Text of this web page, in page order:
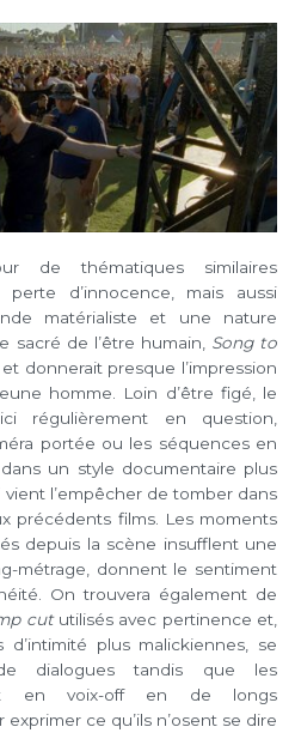
de thématiques similaires
d’innocence, mais aussi
matérialiste et une nature
sacré de l’être humain, Song to
donnerait presque l’impression
homme. Loin d’être figé, le
régulièrement en question,
portée ou les séquences en
un style documentaire plus
vient l’empêcher de tomber dans
précédents films. Les moments
depuis la scène insufflent une
métrage, donnent le sentiment
On trouvera également de
cututilisés avec pertinence et,
plus malickiennes, se
dialogues tandis que les
en voix-off en de longs
ce qu’ils n’osent se dire